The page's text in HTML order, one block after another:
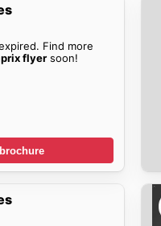
Find more
flyersoon!